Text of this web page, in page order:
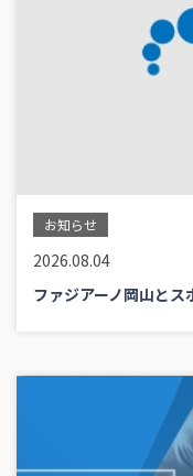
お知らせ
2026.08.04
ファジアーノ岡山と